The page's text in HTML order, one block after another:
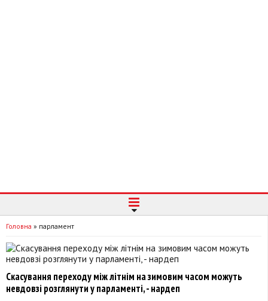
Головна » парламент
Скасування переходу між літнім на зимовим часом можуть
невдовзі розглянути у парламенті, - нардеп